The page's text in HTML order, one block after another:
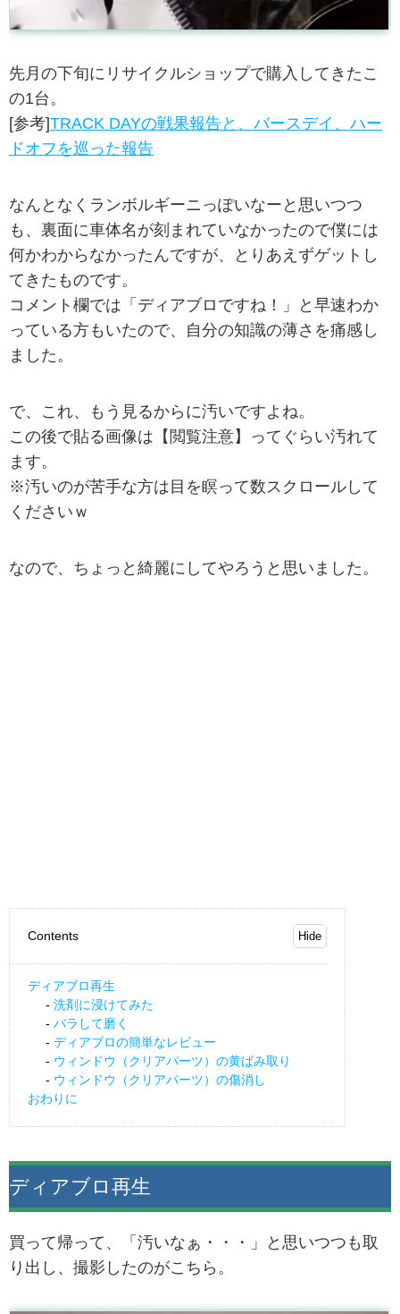
先月の下旬にリサイクルショップで購入してきたこ
の1台。
[参考]TRACK DAYの戦果報告と、バースデイ、ハー
ドオフを巡った報告
なんとなくランボルギーニっぽいなーと思いつつ
も、裏面に車体名が刻まれていなかったので僕には
何かわからなかったんですが、とりあえずゲットし
てきたものです。
コメント欄では「ディアブロですね！」と早速わか
っている方もいたので、自分の知識の薄さを痛感し
ました。
で、これ、もう見るからに汚いですよね。
この後で貼る画像は【閲覧注意】ってぐらい汚れて
ます。
※汚いのが苦手な方は目を瞑って数スクロールして
くださいｗ
なので、ちょっと綺麗にしてやろうと思いました。
Contents
ディアブロ再生
洗剤に浸けてみた
バラして磨く
ディアブロの簡単なレビュー
ウィンドウ（クリアパーツ）の黄ばみ取り
ウィンドウ（クリアパーツ）の傷消し
おわりに
ディアブロ再生
買って帰って、「汚いなぁ・・・」と思いつつも取
り出し、撮影したのがこちら。